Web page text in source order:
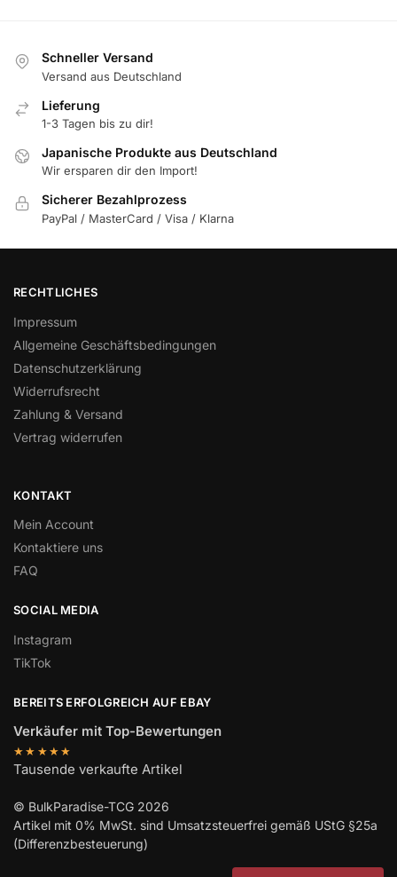
Schneller Versand
Versand aus Deutschland
Lieferung
1-3 Tagen bis zu dir!
Japanische Produkte aus Deutschland
Wir ersparen dir den Import!
Sicherer Bezahlprozess
PayPal / MasterCard / Visa / Klarna
RECHTLICHES
Impressum
Allgemeine Geschäftsbedingungen
Datenschutzerklärung
Widerrufsrecht
Zahlung & Versand
Vertrag widerrufen
KONTAKT
Mein Account
Kontaktiere uns
FAQ
SOCIAL MEDIA
Instagram
TikTok
BEREITS ERFOLGREICH AUF EBAY
Verkäufer mit Top-Bewertungen
★★★★★
Tausende verkaufte Artikel
© BulkParadise-TCG 2026
Artikel mit 0% MwSt. sind Umsatzsteuerfrei gemäß UStG §25a
(Differenzbesteuerung)